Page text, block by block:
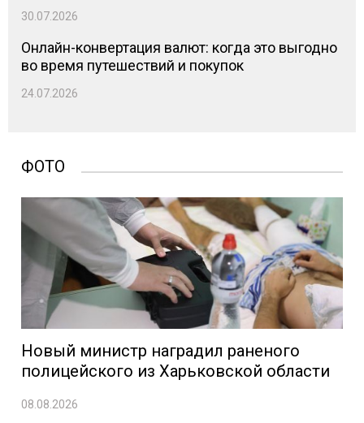
30.07.2026
Онлайн-конвертация валют: когда это выгодно
во время путешествий и покупок
24.07.2026
ФОТО
Новый министр наградил раненого
полицейского из Харьковской области
08.08.2026